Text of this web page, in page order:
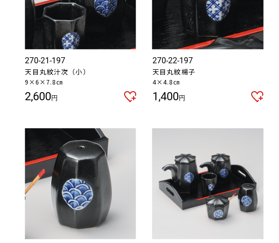
270-21-197
天目丸紋汁次（小）
9×6×7.8㎝
2,600円
270-22-197
天目丸紋楊子
4×4.8㎝
1,400円